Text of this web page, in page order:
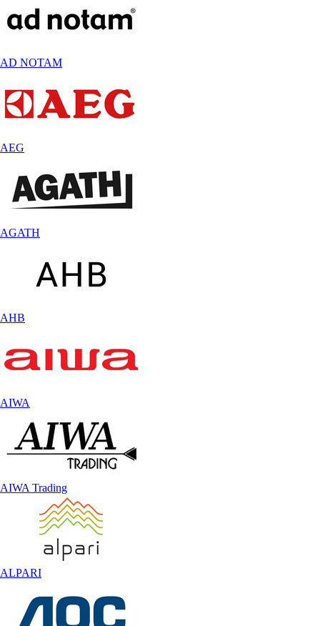
AD NOTAM
AEG
AGATH
AHB
AIWA
AIWA Trading
ALPARI